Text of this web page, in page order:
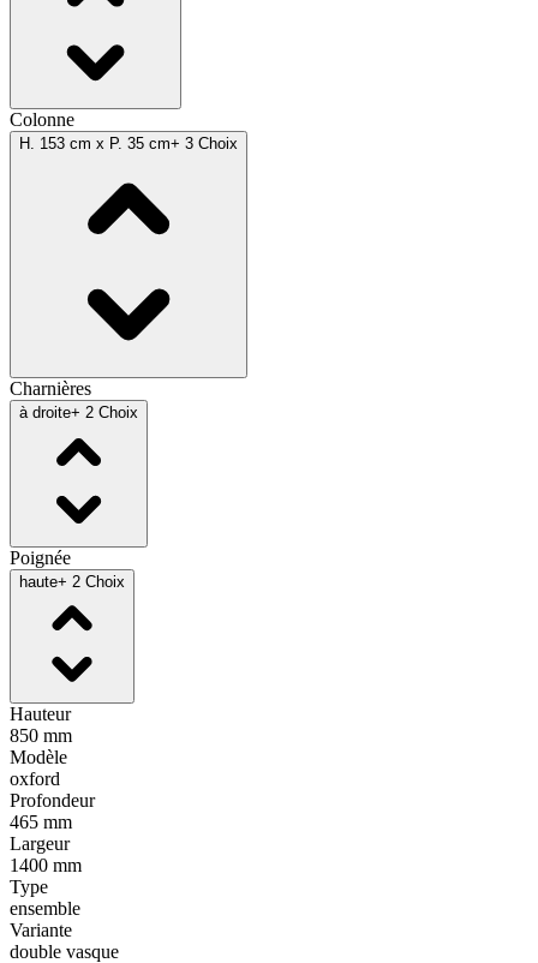
Colonne
H. 153 cm x P. 35 cm+ 3 Choix
Charnières
à droite+ 2 Choix
Poignée
haute+ 2 Choix
Hauteur
850 mm
Modèle
oxford
Profondeur
465 mm
Largeur
1400 mm
Type
ensemble
Variante
double vasque